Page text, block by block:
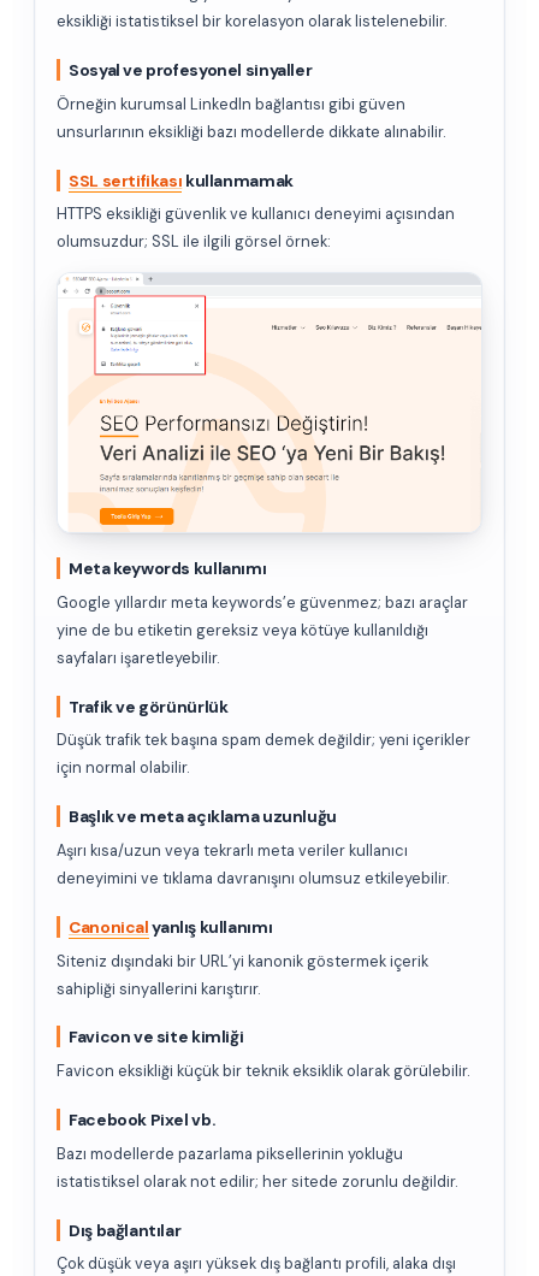
eksikliği istatistiksel bir korelasyon olarak listelenebilir.
Sosyal ve profesyonel sinyaller
Örneğin kurumsal LinkedIn bağlantısı gibi güven
unsurlarının eksikliği bazı modellerde dikkate alınabilir.
SSL sertifikası kullanmamak
HTTPS eksikliği güvenlik ve kullanıcı deneyimi açısından
olumsuzdur; SSL ile ilgili görsel örnek:
Meta keywords kullanımı
Google yıllardır meta keywords’e güvenmez; bazı araçlar
yine de bu etiketin gereksiz veya kötüye kullanıldığı
sayfaları işaretleyebilir.
Trafik ve görünürlük
Düşük trafik tek başına spam demek değildir; yeni içerikler
için normal olabilir.
Başlık ve meta açıklama uzunluğu
Aşırı kısa/uzun veya tekrarlı meta veriler kullanıcı
deneyimini ve tıklama davranışını olumsuz etkileyebilir.
Canonicalyanlış kullanımı
Siteniz dışındaki bir URL’yi kanonik göstermek içerik
sahipliği sinyallerini karıştırır.
Favicon ve site kimliği
Favicon eksikliği küçük bir teknik eksiklik olarak görülebilir.
Facebook Pixel vb.
Bazı modellerde pazarlama piksellerinin yokluğu
istatistiksel olarak not edilir; her sitede zorunlu değildir.
Dış bağlantılar
Çok düşük veya aşırı yüksek dış bağlantı profili, alaka dışı